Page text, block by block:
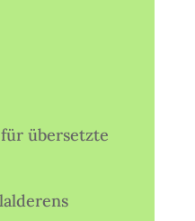
übersetzte